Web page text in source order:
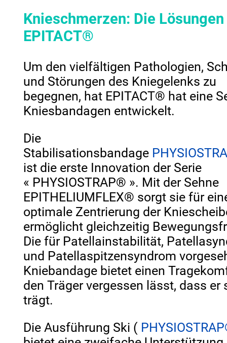
Knieschmerzen: Die
EPITACT®
Um den vielfältigen Pathologien,
und Störungen des Kniegelenks zu
begegnen, hat EPITACT® hat eine
Kniesbandagen entwickelt.
Die
Stabilisationsbandage
ist die erste Innovation der Serie
« PHYSIOSTRAP® ». Mit der Sehne
EPITHELIUMFLEX® sorgt sie für
optimale Zentrierung der
ermöglicht gleichzeitig
Die für Patellainstabilität,
und Patellaspitzensyndrom
Kniebandage bietet einen
den Träger vergessen lässt, dass er
trägt.
Die Ausführung Ski (